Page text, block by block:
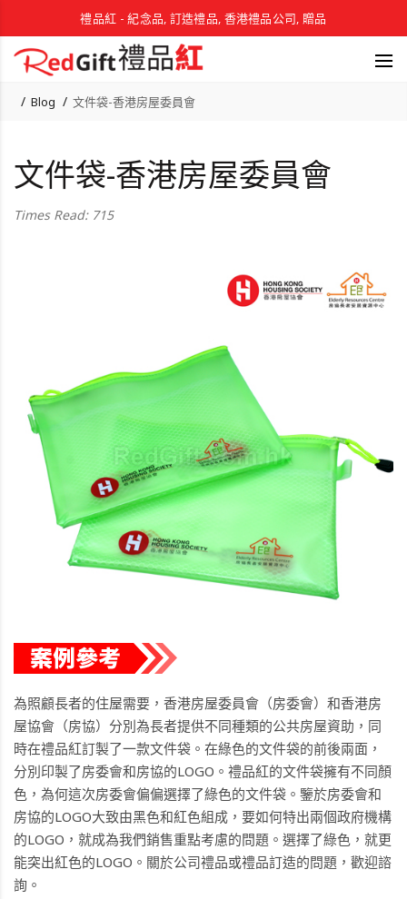
禮品紅 - 紀念品, 訂造禮品, 香港禮品公司, 贈品
Blog 文件袋-香港房屋委員會
文件袋-香港房屋委員會
Times Read: 715
為照顧長者的住屋需要，香港房屋委員會（房委會）和香港房
屋協會（房協）分別為長者提供不同種類的公共房屋資助，同
時在禮品紅訂製了一款文件袋。在綠色的文件袋的前後兩面，
分別印製了房委會和房協的LOGO。禮品紅的文件袋擁有不同顏
色，為何這次房委會偏偏選擇了綠色的文件袋。鑒於房委會和
房協的LOGO大致由黑色和紅色組成，要如何特出兩個政府機構
的LOGO，就成為我們銷售重點考慮的問題。選擇了綠色，就更
能突出紅色的LOGO。關於公司禮品或禮品訂造的問題，歡迎諮
詢。